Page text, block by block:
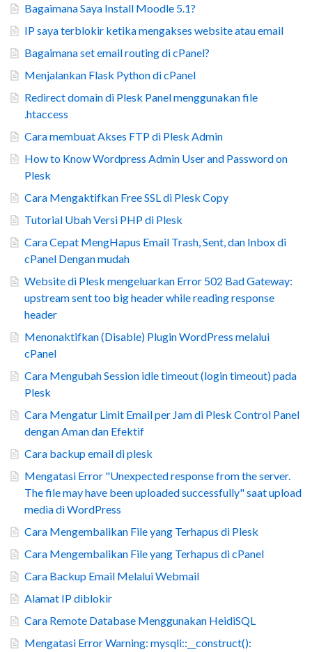
Bagaimana Saya Install Moodle 5.1?
IP saya terblokir ketika mengakses website atau email
Bagaimana set email routing di cPanel?
Menjalankan Flask Python di cPanel
Redirect domain di Plesk Panel menggunakan file
.htaccess
Cara membuat Akses FTP di Plesk Admin
How to Know Wordpress Admin User and Password on
Plesk
Cara Mengaktifkan Free SSL di Plesk Copy
Tutorial Ubah Versi PHP di Plesk
Cara Cepat MengHapus Email Trash, Sent, dan Inbox di
cPanel Dengan mudah
Website di Plesk mengeluarkan Error 502 Bad Gateway:
upstream sent too big header while reading response
header
Menonaktifkan (Disable) Plugin WordPress melalui
cPanel
Cara Mengubah Session idle timeout (login timeout) pada
Plesk
Cara Mengatur Limit Email per Jam di Plesk Control Panel
dengan Aman dan Efektif
Cara backup email di plesk
Mengatasi Error "Unexpected response from the server.
The file may have been uploaded successfully" saat upload
media di WordPress
Cara Mengembalikan File yang Terhapus di Plesk
Cara Mengembalikan File yang Terhapus di cPanel
Cara Backup Email Melalui Webmail
Alamat IP diblokir
Cara Remote Database Menggunakan HeidiSQL
Mengatasi Error Warning: mysqli::__construct():